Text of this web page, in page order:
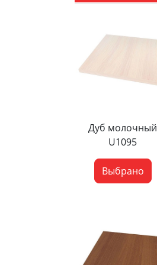
Дуб молочный
U1095
Выбрано